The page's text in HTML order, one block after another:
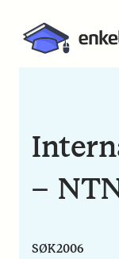
–
SØK2006